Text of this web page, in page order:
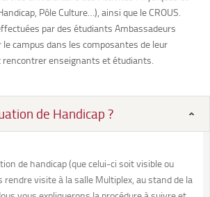
Pôle Culture…), ainsi que le CROUS.
par des étudiants Ambassadeurs
campus dans les composantes de leur
rencontrer enseignants et étudiants.
de Handicap ?
de handicap (que celui-ci soit visible ou
rendre visite à la salle Multiplex, au stand de la